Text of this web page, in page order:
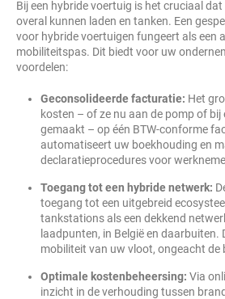
Bij een hybride voertuig is het cruciaal
overal kunnen laden en tanken. Een
voor hybride voertuigen fungeert als een
mobiliteitspas. Dit biedt voor uw
voordelen:
Geconsolideerde facturatie: Het
kosten – of ze nu aan de pomp of bij
gemaakt – op één BTW-conforme
automatiseert uw boekhouding en
declaratieprocedures voor
Toegang tot een hybride netwerk:
toegang tot een uitgebreid
tankstations als een dekkend
laadpunten, in België en daarbuiten.
mobiliteit van uw vloot, ongeacht de
Optimale kostenbeheersing: Via
inzicht in de verhouding tussen